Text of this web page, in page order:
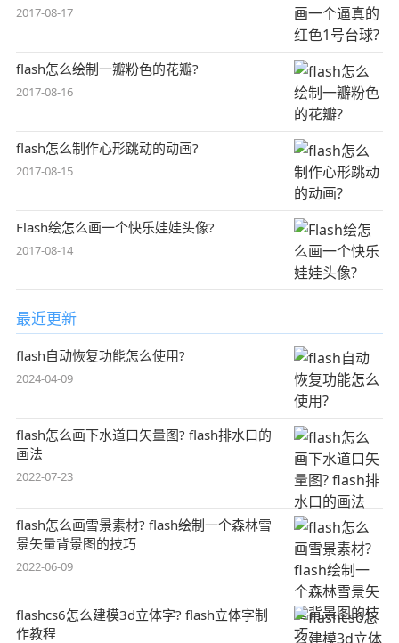
2017-08-17
flash怎么绘制一瓣粉色的花瓣?
2017-08-16
flash怎么制作心形跳动的动画?
2017-08-15
Flash绘怎么画一个快乐娃娃头像?
2017-08-14
最近更新
flash自动恢复功能怎么使用?
2024-04-09
flash怎么画下水道口矢量图? flash排水口的
画法
2022-07-23
flash怎么画雪景素材? flash绘制一个森林雪
景矢量背景图的技巧
2022-06-09
flashcs6怎么建模3d立体字? flash立体字制
作教程